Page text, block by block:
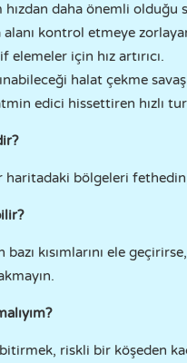
hızdan daha önemli
kontrol etmeye
elemeler için hız artırıcı.
halat çekme
edici hissettiren hızlı
haritadaki bölgeleri
kısımlarını ele
riskli bir köşeden